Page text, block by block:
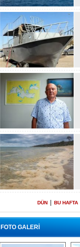
DÜN BU HAFTA
FOTO GALERİ